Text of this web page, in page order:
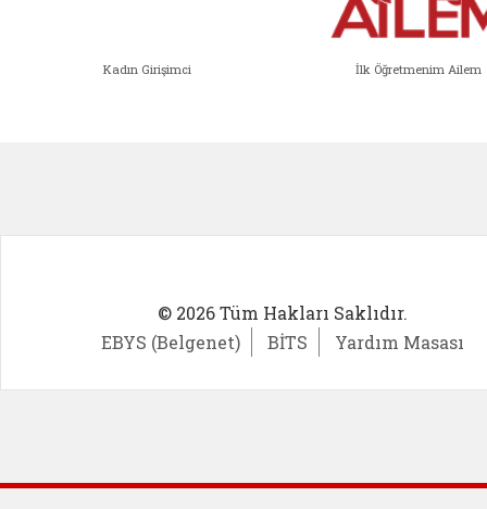
Kadın Girişimci İlk Öğretmenim Ailem
© 2026 Tüm Hakları Saklıdır.
EBYS (Belgenet)
BİTS Yardım Masası